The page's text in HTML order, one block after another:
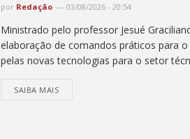
por Redação 03/08/2026 - 20:54
Ministrado pelo professor Jesué
elaboração de comandos práticos para
pelas novas tecnologias para o setor
SAIBA MAIS